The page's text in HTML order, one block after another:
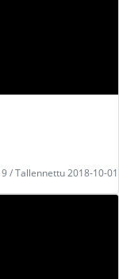
/ Tallennettu 2018-10-01